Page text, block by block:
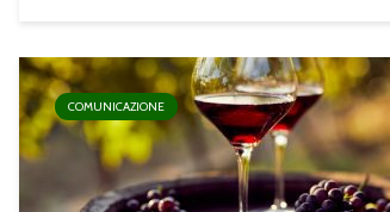
COMUNICAZIONE